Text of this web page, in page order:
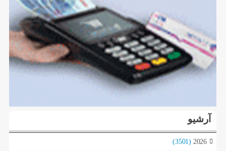
آرشیو
2026
(3501)